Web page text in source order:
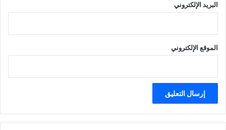
البريد الإلكتروني
الموقع الإلكتروني